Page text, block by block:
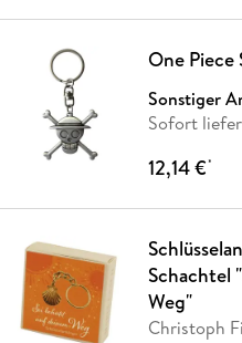
One Piece
Sonstiger
Sofort
12,14 €*
Schachtel
Weg"
Christoph